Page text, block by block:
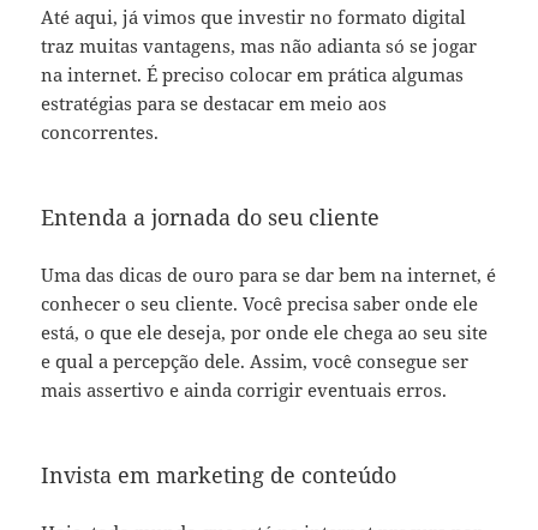
Até aqui, já vimos que investir no formato digital
traz muitas vantagens, mas não adianta só se jogar
na internet. É preciso colocar em prática algumas
estratégias para se destacar em meio aos
concorrentes.
Entenda a jornada do seu cliente
Uma das dicas de ouro para se dar bem na internet, é
conhecer o seu cliente. Você precisa saber onde ele
está, o que ele deseja, por onde ele chega ao seu site
e qual a percepção dele. Assim, você consegue ser
mais assertivo e ainda corrigir eventuais erros.
Invista em marketing de conteúdo